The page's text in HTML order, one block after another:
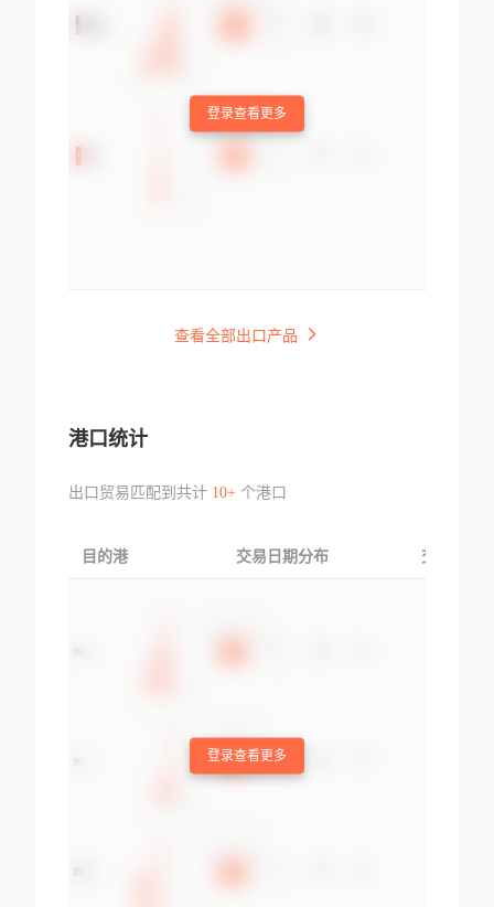
登录查看更多
查看全部出口产品
港口统计
出口贸易匹配到共计 10+个港口
目的港 交易日期分布 交易产品
登录查看更多